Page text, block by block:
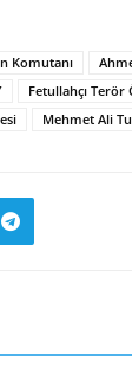
Komutanı
Fetullahçı Terör
Mehmet Ali